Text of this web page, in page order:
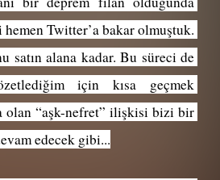
Twitter’a bakar olmuştuk.
satın alana kadar. Bu süreci de
için kısa geçmek
olan “aşk-nefret” ilişkisi bizi bir
edecek gibi...